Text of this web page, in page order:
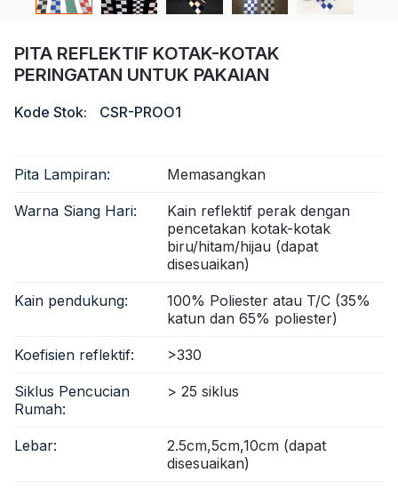
PITA REFLEKTIF KOTAK-KOTAK
PERINGATAN UNTUK PAKAIAN
Kode Stok: CSR-PROO1
Pita Lampiran: Memasangkan
Warna Siang Hari:
Kain reflektif perak dengan
pencetakan kotak-kotak
biru/hitam/hijau (dapat
disesuaikan)
Kain pendukung:
100% Poliester atau T/C (35%
katun dan 65% poliester)
Koefisien reflektif: >330
Siklus Pencucian
Rumah:
> 25 siklus
Lebar:
2.5cm,5cm,10cm (dapat
disesuaikan)